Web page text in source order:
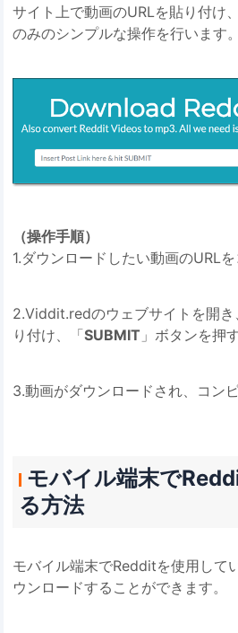
サイト上で動画のURLを貼り付け
のみのシンプルな操作を行います。
（操作手順）
1.ダウンロードしたい動画のURLを
2.Viddit.redのウェブサイトを開
り付け、「SUBMIT 」ボタンを押す
3.動画がダウンロードされ、コン
モバイル端末で
る方法
モバイル端末でRedditを使用して
ウンロードすることができます。